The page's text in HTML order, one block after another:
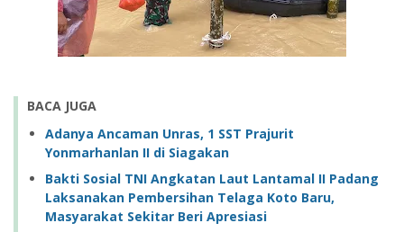
BACA JUGA
Adanya Ancaman Unras, 1 SST Prajurit
Yonmarhanlan II di Siagakan
Bakti Sosial TNI Angkatan Laut Lantamal II Padang
Laksanakan Pembersihan Telaga Koto Baru,
Masyarakat Sekitar Beri Apresiasi